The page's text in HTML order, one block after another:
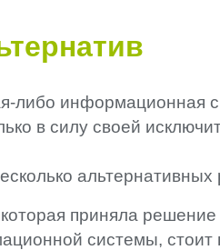
либо информационная
в силу своей
приняла
системы,